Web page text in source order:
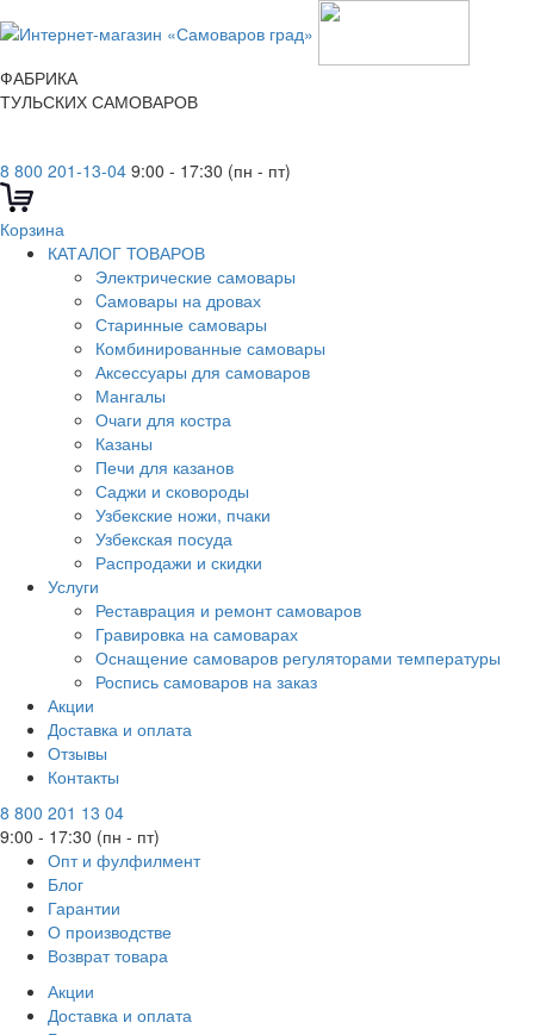
ФАБРИКА
ТУЛЬСКИХ САМОВАРОВ
8 800 201-13-04 9:00 - 17:30 (пн - пт)
Корзина
КАТАЛОГ ТОВАРОВ
Электрические самовары
Cамовары на дровах
Старинные самовары
Комбинированные самовары
Аксессуары для самоваров
Мангалы
Очаги для костра
Казаны
Печи для казанов
Саджи и сковороды
Узбекские ножи, пчаки
Узбекская посуда
Распродажи и скидки
Услуги
Реставрация и ремонт самоваров
Гравировка на самоварах
Оснащение самоваров регуляторами температуры
Роспись самоваров на заказ
Акции
Доставка и оплата
Отзывы
Контакты
8 800 201 13 04
9:00 - 17:30 (пн - пт)
Опт и фулфилмент
Блог
Гарантии
О производстве
Возврат товара
Акции
Доставка и оплата